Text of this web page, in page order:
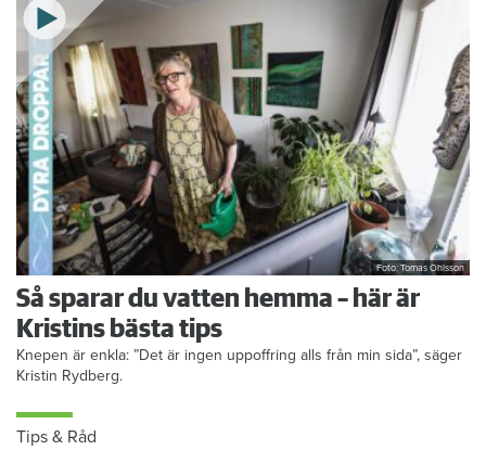
Foto: Tomas Ohlsson
Så sparar du vatten hemma – här är
Kristins bästa tips
Knepen är enkla: ”Det är ingen uppoffring alls från min sida”, säger